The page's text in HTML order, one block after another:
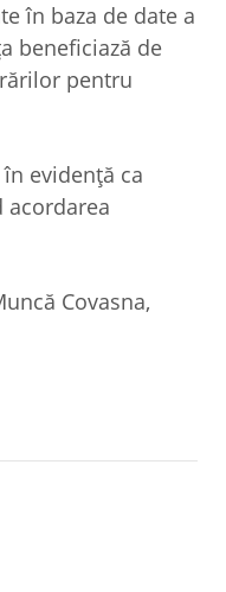
în baza de date a
beneficiază de
pentru
evidenţă ca
acordarea
Covasna,